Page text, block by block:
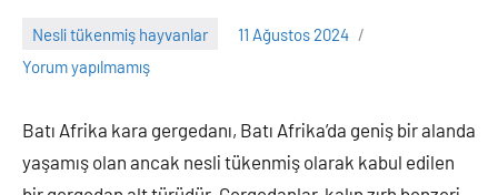
Nesli tükenmiş hayvanlar
11 Ağustos 2024
Adem
Yorum yapılmamış
Batı Afrika kara gergedanı, Batı Afrika’da geniş bir alanda
yaşamış olan ancak nesli tükenmiş olarak kabul edilen